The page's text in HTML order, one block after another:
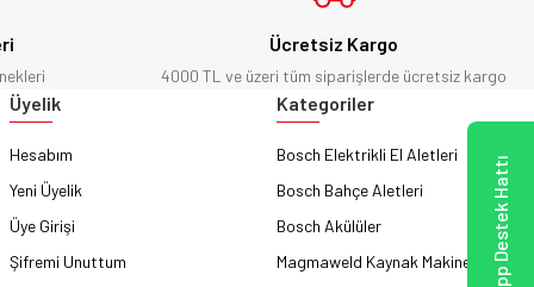
Ücretsiz Kargo
4000 TL ve üzeri tüm siparişlerde ücretsiz kargo
Üyelik
Hesabım
Yeni Üyelik
Üye Girişi
Şifremi Unuttum
Kategoriler
Bosch Elektrikli El Aletleri
Bosch Bahçe Aletleri
Bosch Akülüler
Magmaweld Kaynak Makineleri